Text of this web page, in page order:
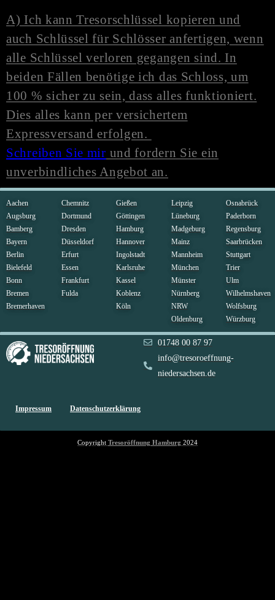
A) Ich kann Tresorschlüssel kopieren und
auch Schlüssel für Schlösser anfertigen, wenn
alle Schlüssel verloren gegangen sind. In
beiden Fällen benötige ich das Schloss, um
100 % sicher zu sein, dass alles funktioniert.
Dies alles kann per versichertem
Expressversand erfolgen.
Schreiben Sie mir und fordern Sie ein
unverbindliches Angebot an.
Aachen
Augsburg
Bamberg
Bayern
Berlin
Bielefeld
Bonn
Bremen
Bremerhaven
Chemnitz
Dortmund
Dresden
Düsseldorf
Erfurt
Essen
Frankfurt
Fulda
Gießen
Göttingen
Hamburg
Hannover
Ingolstadt
Karlsruhe
Kassel
Koblenz
Köln
Leipzig
Lüneburg
Madgeburg
Mainz
Mannheim
München
Münster
Nürnberg
NRW
Oldenburg
Osnabrück
Paderborn
Regensburg
Saarbrücken
Stuttgart
Trier
Ulm
Wilhelmshaven
Wolfsburg
Würzburg
01748 00 87 97
info@tresoroeffnung-
niedersachsen.de
Impressum Datenschutzerklärung
Copyright Tresoröffnung Hamburg 2024